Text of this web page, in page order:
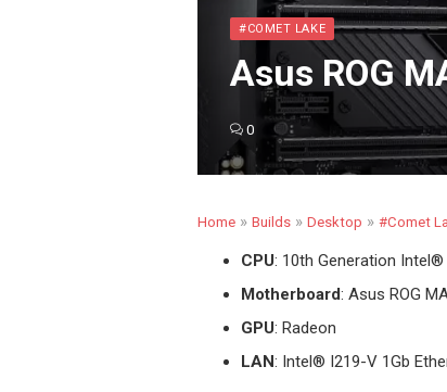
#COMET LAKE
Asus ROG
0
Home » Builds » Desktop » #Comet
CPU: 10th Generation Intel®
Motherboard: Asus ROG
GPU: Radeon
LAN: Intel® I219-V 1Gb